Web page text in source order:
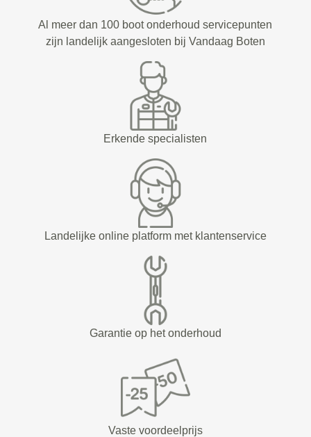
Al meer dan 100 boot onderhoud servicepunten
zijn landelijk aangesloten bij Vandaag Boten
Erkende specialisten
Landelijke online platform met klantenservice
Garantie op het onderhoud
Vaste voordeelprijs